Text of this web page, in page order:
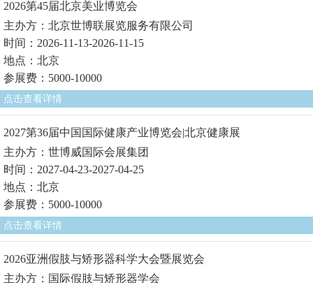
2026第45届北京美业博览会
主办方：北京世博联展览服务有限公司
时间：2026-11-13-2026-11-15
地点：北京
参展费：5000-10000
点击查看详情
2027第36届中国国际健康产业博览会|北京健康展
主办方：世博威国际会展集团
时间：2027-04-23-2027-04-25
地点：北京
参展费：5000-10000
点击查看详情
2026亚洲假肢与矫形器科学大会暨展览会
主办方：国际假肢与矫形器学会